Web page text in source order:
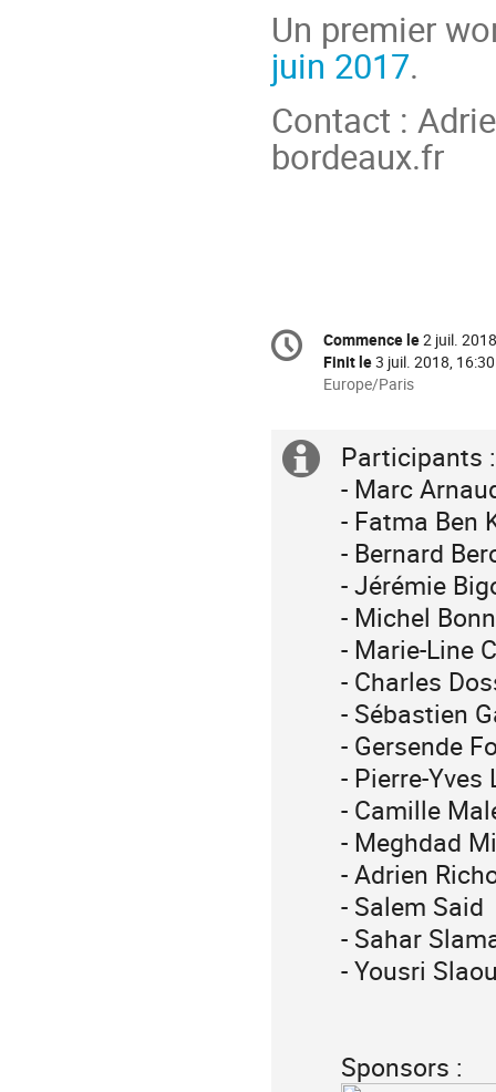
Un premier
juin 2017.
Contact :
bordeaux.fr
Information
de
Date/Heure
Commence le2 juil.
Finit le3 juil. 2018, 16:30
Toutes
sont
Europe/Paris
Europe/Paris
Information
Participants :
- Marc
- Fatma Ben
- Bernard
- Jérémie
- Michel
- Marie-Line
- Charles
- Sébastien
- Gersende
- Pierre-Yves
- Camille
- Meghdad
- Adrien
- Salem Said
- Sahar
- Yousri
Sponsors :